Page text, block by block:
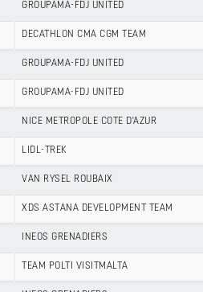
GROUPAMA-FDJ UNITED
DECATHLON CMA CGM TEAM
GROUPAMA-FDJ UNITED
GROUPAMA-FDJ UNITED
NICE METROPOLE COTE D'AZUR
LIDL-TREK
VAN RYSEL ROUBAIX
XDS ASTANA DEVELOPMENT TEAM
INEOS GRENADIERS
TEAM POLTI VISITMALTA